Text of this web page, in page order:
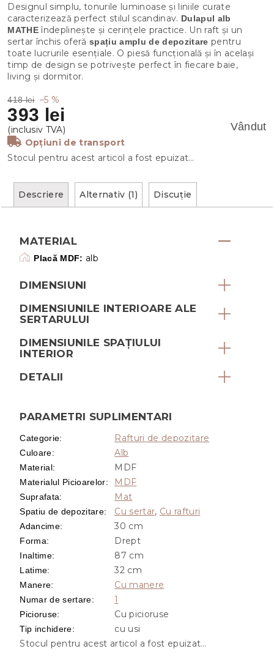
418 lei –5 %
393 lei
Vândut
Opțiuni de transport
Stocul pentru acest articol a fost epuizat…
Designul simplu, tonurile luminoase și liniile curate
caracterizează perfect stilul scandinav. Dulapul alb
MATHEîndeplinește și cerințele practice. Un raft și un
sertar închis oferă spațiu amplu de depozitare pentru
toate lucrurile esențiale. O piesă funcțională și în același
timp de design se potrivește perfect în fiecare baie,
living și dormitor.
Descriere Alternativ (1) Discuţie
MATERIAL
Placă MDF: alb
DIMENSIUNI
DIMENSIUNILE INTERIOARE ALE
SERTARULUI
DIMENSIUNILE SPAȚIULUI
INTERIOR
DETALII
PARAMETRI SUPLIMENTARI
Categorie: Rafturi de depozitare
Culoare: Alb
Material: MDF
Materialul Picioarelor: MDF
Suprafata: Mat
Spatiu de depozitare: Cu sertar, Cu rafturi
Adancime: 30 cm
Forma: Drept
Inaltime: 87 cm
Latime: 32 cm
Manere: Cu manere
Numar de sertare: 1
Picioruse: Cu picioruse
Tip inchidere:
cu usi
Stocul pentru acest articol a fost epuizat…